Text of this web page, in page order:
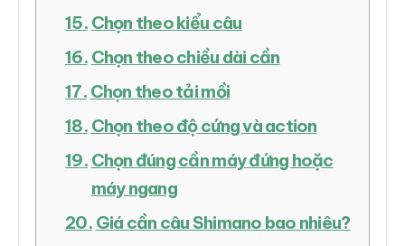
Chọn theo kiểu câu
Chọn theo chiều dài cần
Chọn theo tải mồi
Chọn theo độ cứng và action
Chọn đúng cần máy đứng hoặc
máy ngang
Giá cần câu Shimano bao nhiêu?